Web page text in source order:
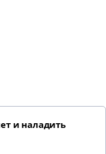
и наладить